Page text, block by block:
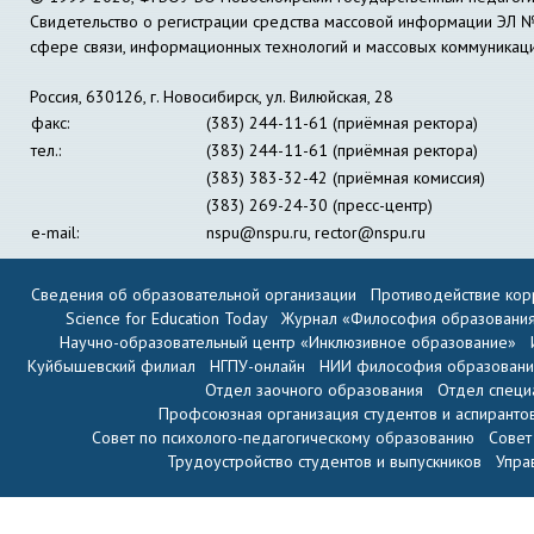
Свидетельство о регистрации средства массовой информации
сфере связи, информационных технологий и массовых
Россия, 630126, г. Новосибирск, ул. Вилюйская, 28
факс:
(383) 244-11-61 (приёмная ректора)
тел.:
(383) 244-11-61 (приёмная ректора)
(383) 383-32-42 (приёмная комиссия)
(383) 269-24-30 (пресс-центр)
e-mail:
nspu@nspu.ru, rector@nspu.ru
Сведения об образовательной организации
Противодействие
Science for Education Today
Журнал «Философия
Научно-образовательный центр «Инклюзивное образование»
Куйбышевский филиал
НГПУ-онлайн
НИИ философия
Отдел заочного образования
Отдел
Профсоюзная организация студентов и
Совет по психолого-педагогическому образованию
Трудоустройство студентов и выпускников